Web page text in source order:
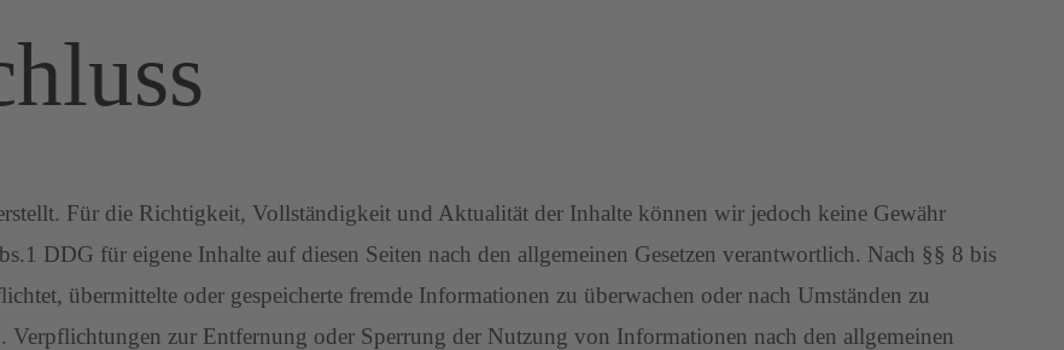
Für die Richtigkeit, Vollständigkeit und Aktualität der Inhalte können wir jedoch keine Gewähr
DDG für eigene Inhalte auf diesen Seiten nach den allgemeinen Gesetzen verantwortlich. Nach §§ 8 bis
übermittelte oder gespeicherte fremde Informationen zu überwachen oder nach Umständen zu
zur Entfernung oder Sperrung der Nutzung von Informationen nach den allgemeinen